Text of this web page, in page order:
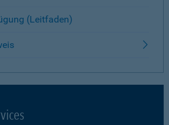
(Leitfaden)